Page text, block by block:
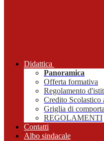
Didattica
Panoramica
Offerta formativa
Regolamento
Credito Scolastico
Griglia di
REGOLAMENTI
Contatti
Albo sindacale